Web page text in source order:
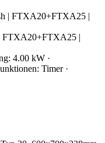
FTXA20+FTXA25 |
4.00 kW ·
Timer ·